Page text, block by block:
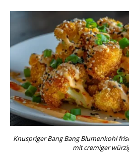
Knuspriger Bang Bang Blumenkohl
mit cremiger